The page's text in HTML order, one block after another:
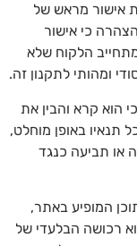
אישור מראש של
כי אישור
הלקוח שלא
ומהותי לתקנון זה.
הוא קרא והבין את
תנאיו באופן מוחלט,
או תביעה כנגד
המופיע באתר,
רכושה הבלעדי של